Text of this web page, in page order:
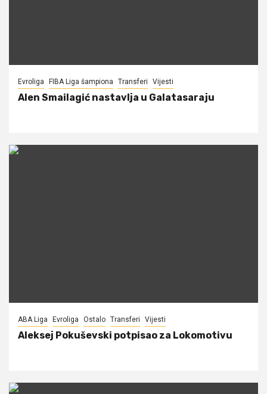
Evroliga FIBA Liga šampiona Transferi Vijesti
Alen Smailagić nastavlja u Galatasaraju
ABA Liga Evroliga Ostalo Transferi Vijesti
Aleksej Pokuševski potpisao za Lokomotivu